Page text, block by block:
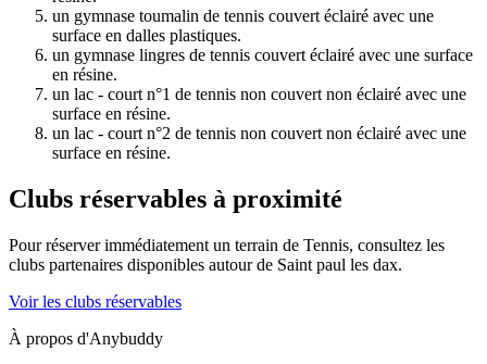
un gymnase toumalin de tennis couvert éclairé avec une
surface en dalles plastiques.
un gymnase lingres de tennis couvert éclairé avec une surface
en résine.
un lac - court n°1 de tennis non couvert non éclairé avec une
surface en résine.
un lac - court n°2 de tennis non couvert non éclairé avec une
surface en résine.
Clubs réservables à proximité
Pour réserver immédiatement un terrain de Tennis, consultez les
clubs partenaires disponibles autour de Saint paul les dax.
Voir les clubs réservables
À propos d'Anybuddy